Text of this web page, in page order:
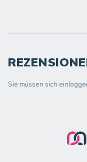
Sie müssen sich